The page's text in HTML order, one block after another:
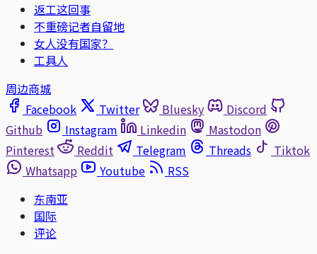
返工这回事
不重磅记者自留地
女人没有国家？
工具人
周边商城
Facebook
Twitter Bluesky
Discord
Github
Instagram Linkedin
Mastodon
Pinterest
Reddit Telegram Threads
Tiktok
Whatsapp
Youtube
RSS
东南亚
国际
评论